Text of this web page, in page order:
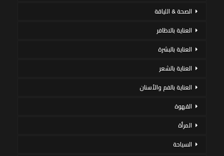
الصحة & اللياقة
العناية بالاظافر
العناية بالبشرة
العناية بالشعر
العناية بالفم والأسنان
القهوة
المرأة
السياحة